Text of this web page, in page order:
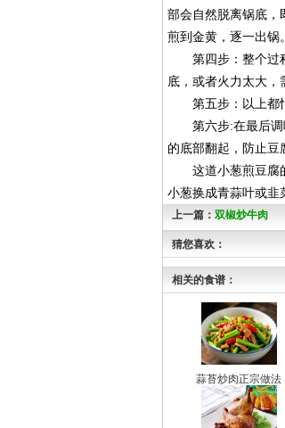
部会自然脱离锅底，
煎到金黄，逐一出锅
第四步：整个过程
底，或者火力太大，
第五步：以上都怕
第六步:在最后调味
的底部翻起，防止豆
这道小葱煎豆腐的
小葱换成青蒜叶或韭
上一篇： 双椒炒牛肉
猜您喜欢：
相关的食谱：
蒜苔炒肉正宗做法